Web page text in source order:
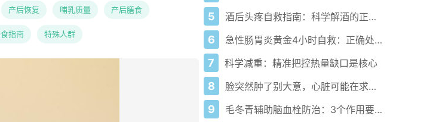
产后恢复 哺乳质量 产后膳食
指南 特殊人群
5 酒后头疼自救指南：科学解酒的正确打开方式
6 急性肠胃炎黄金4小时自救：正确处置与误区避坑关键
7 科学减重：精准把控热量缺口是核心
8 脸突然肿了别大意，心脏可能在求救？
9 毛冬青辅助脑血栓防治：3个作用要清楚，别乱用药